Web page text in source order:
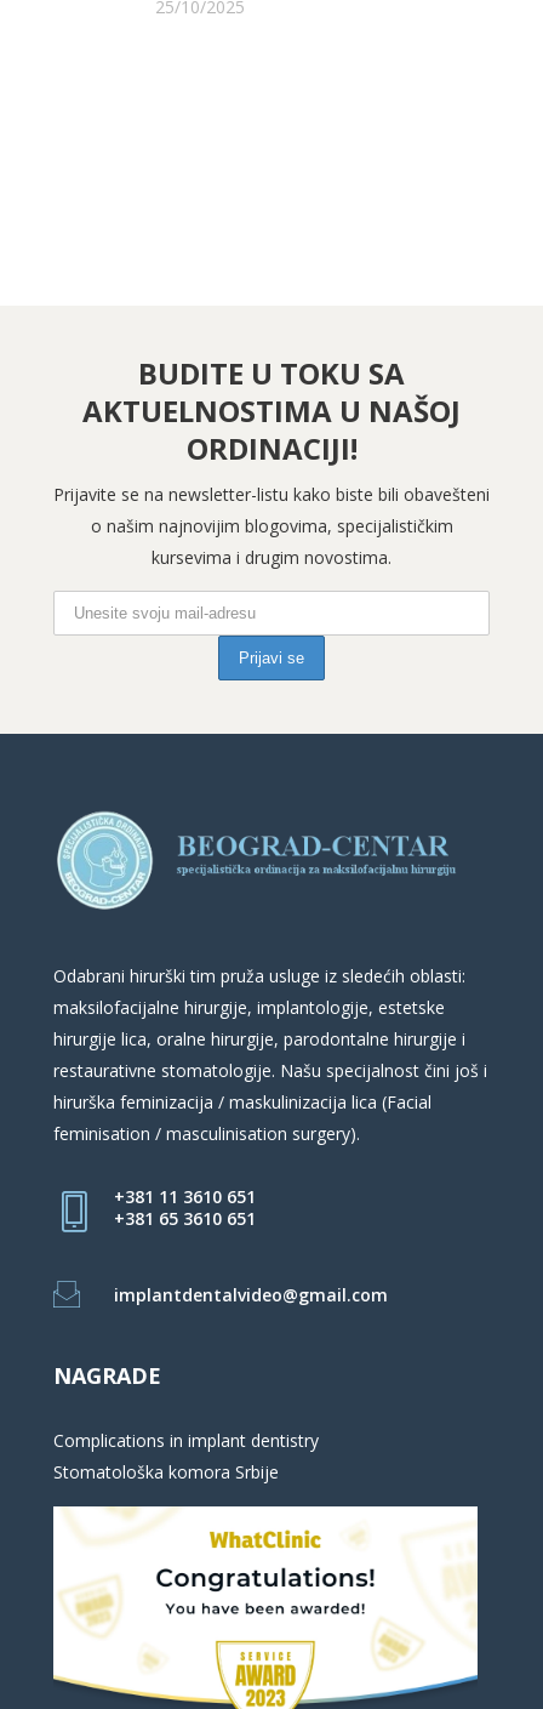
25/10/2025
BUDITE U TOKU SA
AKTUELNOSTIMA U NAŠOJ
ORDINACIJI!
Prijavite se na newsletter-listu kako biste bili obavešteni
o našim najnovijim blogovima, specijalističkim
kursevima i drugim novostima.
Odabrani hirurški tim pruža usluge iz sledećih oblasti:
maksilofacijalne hirurgije, implantologije, estetske
hirurgije lica, oralne hirurgije, parodontalne hirurgije i
restaurativne stomatologije. Našu specijalnost čini još i
hirurška feminizacija / maskulinizacija lica (Facial
feminisation / masculinisation surgery).
+381 11 3610 651
+381 65 3610 651
implantdentalvideo@gmail.com
NAGRADE
Complications in implant dentistry
Stomatološka komora Srbije